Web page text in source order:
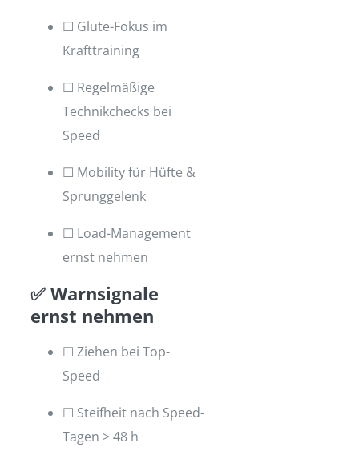
☐ Glute-Fokus im
Krafttraining
☐ Regelmäßige
Technikchecks bei
Speed
☐ Mobility für Hüfte &
Sprunggelenk
☐ Load-Management
ernst nehmen
✅ Warnsignale
ernst nehmen
☐ Ziehen bei Top-
Speed
☐ Steifheit nach Speed-
Tagen > 48 h